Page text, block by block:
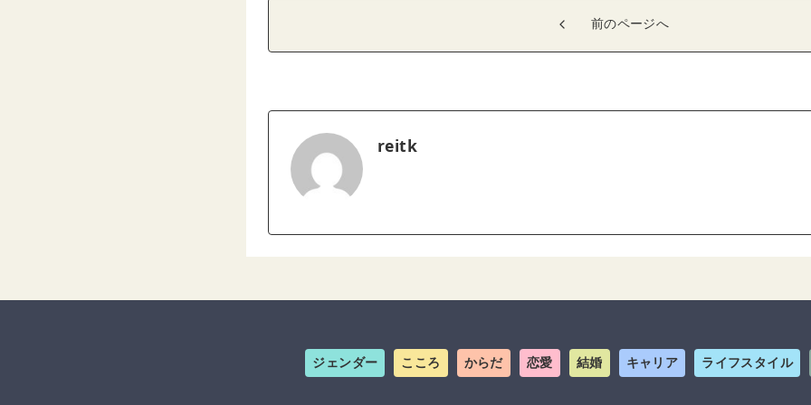
前のページへ
reitk
ジェンダー こころ からだ 恋愛 結婚 キャリア ライフスタイル